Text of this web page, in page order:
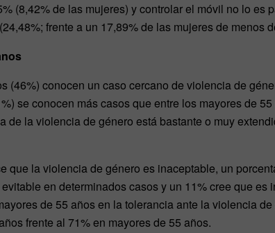
(8,42% de las mujeres) y controlar el móvil no lo es
frente a un 17,89% de las mujeres de menos
(46%) conocen un caso cercano de violencia de
se conocen más casos que entre los mayores de
de la violencia de género está bastante o muy
que la violencia de género es inaceptable, un
en determinados casos y un 11% cree que
de 55 años en la tolerancia ante la violencia
frente al 71% en mayores de 55 años.